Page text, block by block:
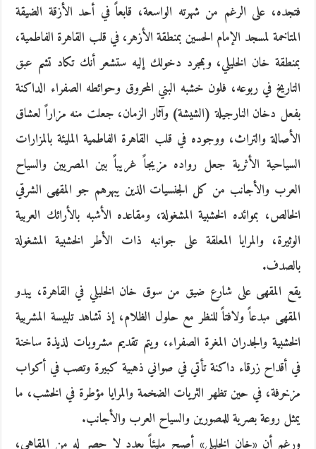
فتجده، على الرغم من شهرته الواسعة، قابعاً في أحد الأزقة الضيقة
المتاخمة لمسجد الإمام الحسين بمنطقة الأزهر، في قلب القاهرة الفاطمية،
بمنطقة خان الخليلي، وبمجرد دخولك إليه ستشعر أنك تكاد تشم عبق
التاريخ في ربوعه، فلون خشبه البني المحروق وحوائطه الصفراء الداكنة
بفعل دخان النارجيلة (الشيشة) وآثار الزمان، جعلت منه مزاراً لعشاق
الأصالة والتراث، ووجوده في قلب القاهرة الفاطمية المليئة بالمزارات
السياحية الأثرية جعل رواده مزيجاً غريباً بين المصريين والسياح
العرب والأجانب من كل الجنسيات الذين يبهرهم جو المقهى الشرقي
الخالص، بموائده الخشبية المشغولة، ومقاعده الأشبه بالأرائك العربية
الوثيرة، والمرايا المعلقة على جوانبه ذات الأطر الخشبية المشغولة
بالصدف.
يقع المقهى على شارع ضيق من سوق خان الخليلي في القاهرة، يبدو
المقهى مبدعاً ولافتاً للنظر مع حلول الظلام، إذ تشاهد تلبيسة المشربية
الخشبية والجدران المغرة الصفراء، ويتم تقديم مشروبات لذيذة ساخنة
في أقداح زرقاء داكنة تأتي في صواني ذهبية كبيرة وتصب في أكواب
مزخرفة، في حين تظهر الثريات الضخمة والمرايا مؤطرة في الخشب، ما
يمثل روعة بصرية للمصورين والسياح العرب والأجانب.
ورغم أن «خان الخليلي» أصبح مليئاً بعدد لا حصر له من المقاهي،